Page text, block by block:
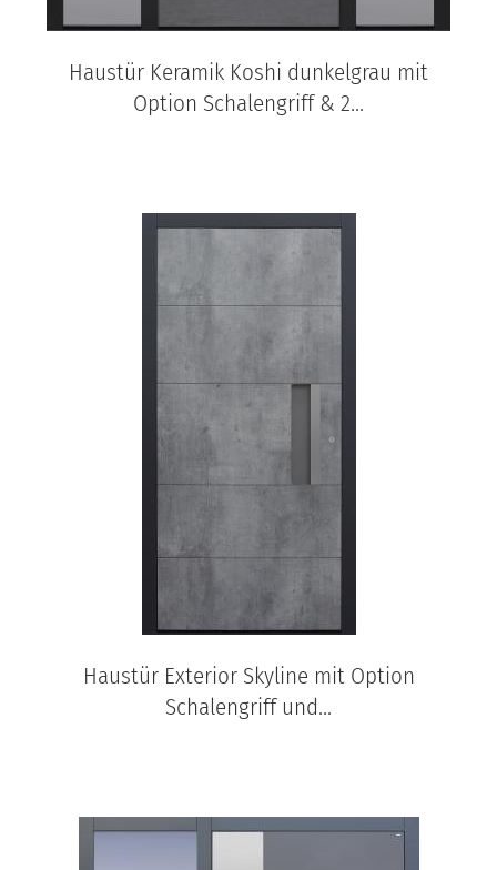
Haustür Keramik Koshi dunkelgrau mit
Option Schalengriff & 2...
Haustür Exterior Skyline mit Option
Schalengriff und...